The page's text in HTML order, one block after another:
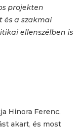
projekten
és a szakmai
ellenszélben is
Hinora Ferenc.
akart, és most